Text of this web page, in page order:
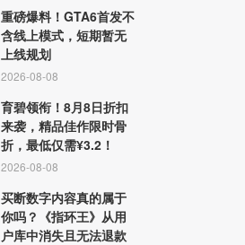
重磅爆料！GTA6首发不
含线上模式，短期暂无
上线规划
2026-08-08
育碧领衔！8月8日折扣
来袭，精品佳作限时骨
折，最低仅需¥3.2！
2026-08-08
买断数字内容真的属于
你吗？《指环王》从用
户库中消失且无法退款